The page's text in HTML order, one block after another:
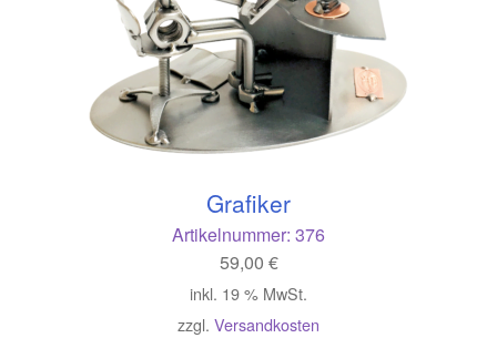
Grafiker
Artikelnummer: 376
59,00 €
inkl. 19 % MwSt.
zzgl. Versandkosten